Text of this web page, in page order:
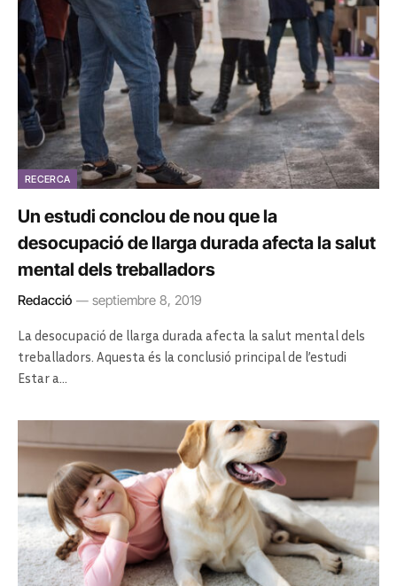
RECERCA
Un estudi conclou de nou que la
desocupació de llarga durada afecta la salut
mental dels treballadors
Redacció septiembre 8, 2019
La desocupació de llarga durada afecta la salut mental dels
treballadors. Aquesta és la conclusió principal de l’estudi
Estar a…